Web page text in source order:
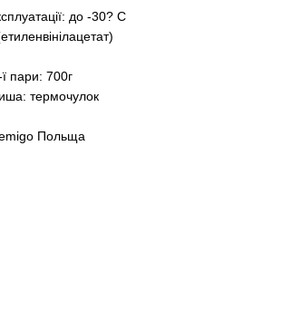
до -30? C
пари: 700г
термочулок
Польща